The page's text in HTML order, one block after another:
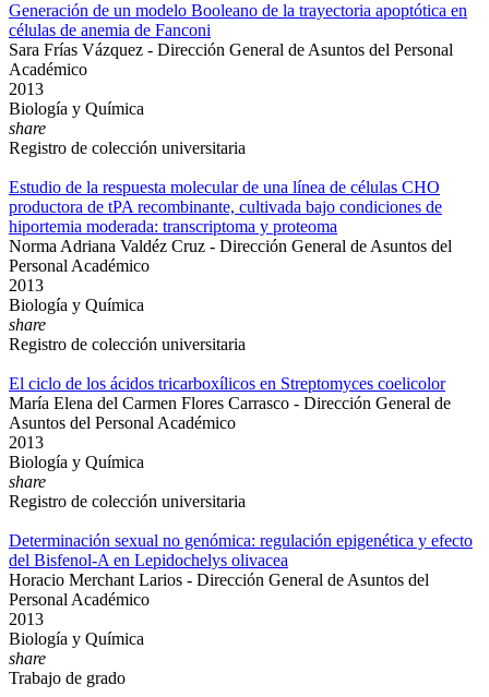
Generación de un modelo Booleano de la trayectoria apoptótica en
células de anemia de Fanconi
Sara Frías Vázquez - Dirección General de Asuntos del Personal
Académico
2013
Biología y Química
share
Registro de colección universitaria
Estudio de la respuesta molecular de una línea de células CHO
productora de tPA recombinante, cultivada bajo condiciones de
hiportemia moderada: transcriptoma y proteoma
Norma Adriana Valdéz Cruz - Dirección General de Asuntos del
Personal Académico
2013
Biología y Química
share
Registro de colección universitaria
El ciclo de los ácidos tricarboxílicos en Streptomyces coelicolor
María Elena del Carmen Flores Carrasco - Dirección General de
Asuntos del Personal Académico
2013
Biología y Química
share
Registro de colección universitaria
Determinación sexual no genómica: regulación epigenética y efecto
del Bisfenol-A en Lepidochelys olivacea
Horacio Merchant Larios - Dirección General de Asuntos del
Personal Académico
2013
Biología y Química
share
Trabajo de grado